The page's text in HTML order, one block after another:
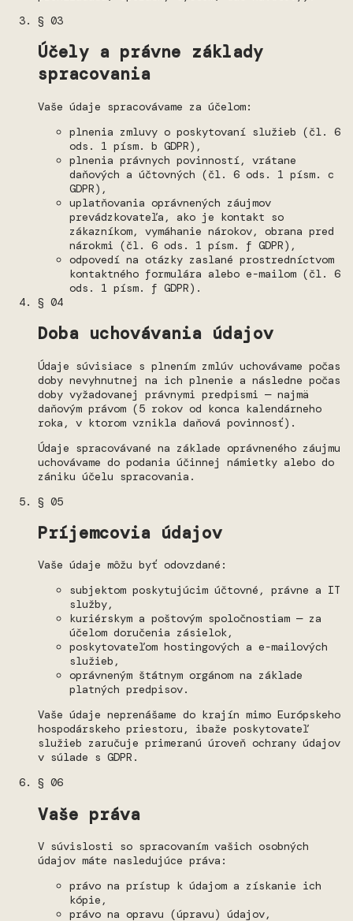
§ 03
Účely a právne základy
spracovania
Vaše údaje spracovávame za účelom:
plnenia zmluvy o poskytovaní služieb (čl. 6
ods. 1 písm. b GDPR),
plnenia právnych povinností, vrátane
daňových a účtovných (čl. 6 ods. 1 písm. c
GDPR),
uplatňovania oprávnených záujmov
prevádzkovateľa, ako je kontakt so
zákazníkom, vymáhanie nárokov, obrana pred
nárokmi (čl. 6 ods. 1 písm. f GDPR),
odpovedí na otázky zaslané prostredníctvom
kontaktného formulára alebo e-mailom (čl. 6
ods. 1 písm. f GDPR).
§ 04
Doba uchovávania údajov
Údaje súvisiace s plnením zmlúv uchovávame počas
doby nevyhnutnej na ich plnenie a následne počas
doby vyžadovanej právnymi predpismi — najmä
daňovým právom (5 rokov od konca kalendárneho
roka, v ktorom vznikla daňová povinnosť).
Údaje spracovávané na základe oprávneného záujmu
uchovávame do podania účinnej námietky alebo do
zániku účelu spracovania.
§ 05
Príjemcovia údajov
Vaše údaje môžu byť odovzdané:
subjektom poskytujúcim účtovné, právne a IT
služby,
kuriérskym a poštovým spoločnostiam — za
účelom doručenia zásielok,
poskytovateľom hostingových a e-mailových
služieb,
oprávneným štátnym orgánom na základe
platných predpisov.
Vaše údaje neprenášame do krajín mimo Európskeho
hospodárskeho priestoru, ibaže poskytovateľ
služieb zaručuje primeranú úroveň ochrany údajov
v súlade s GDPR.
§ 06
Vaše práva
V súvislosti so spracovaním vašich osobných
údajov máte nasledujúce práva:
právo na prístup k údajom a získanie ich
kópie,
právo na opravu (úpravu) údajov,